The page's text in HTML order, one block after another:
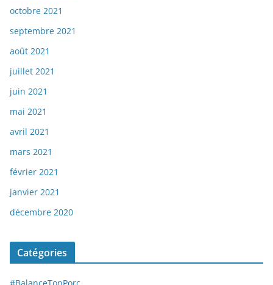
octobre 2021
septembre 2021
août 2021
juillet 2021
juin 2021
mai 2021
avril 2021
mars 2021
février 2021
janvier 2021
décembre 2020
Catégories